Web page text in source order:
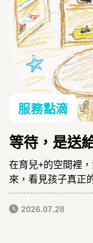
服務點滴
等待，是送
在育兒+的空間裡
來，看見孩子真正
2026.07.28